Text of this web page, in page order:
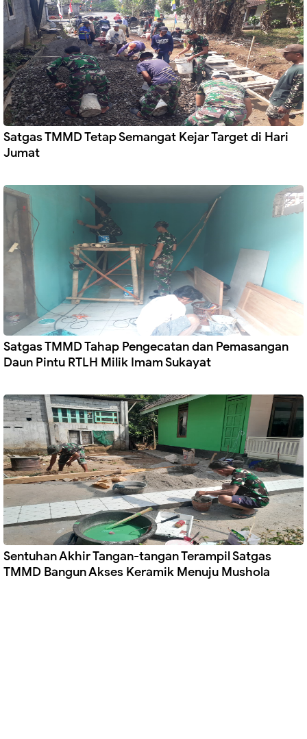
Satgas TMMD Tetap Semangat Kejar Target di Hari
Jumat
Satgas TMMD Tahap Pengecatan dan Pemasangan
Daun Pintu RTLH Milik Imam Sukayat
Sentuhan Akhir Tangan-tangan Terampil Satgas
TMMD Bangun Akses Keramik Menuju Mushola